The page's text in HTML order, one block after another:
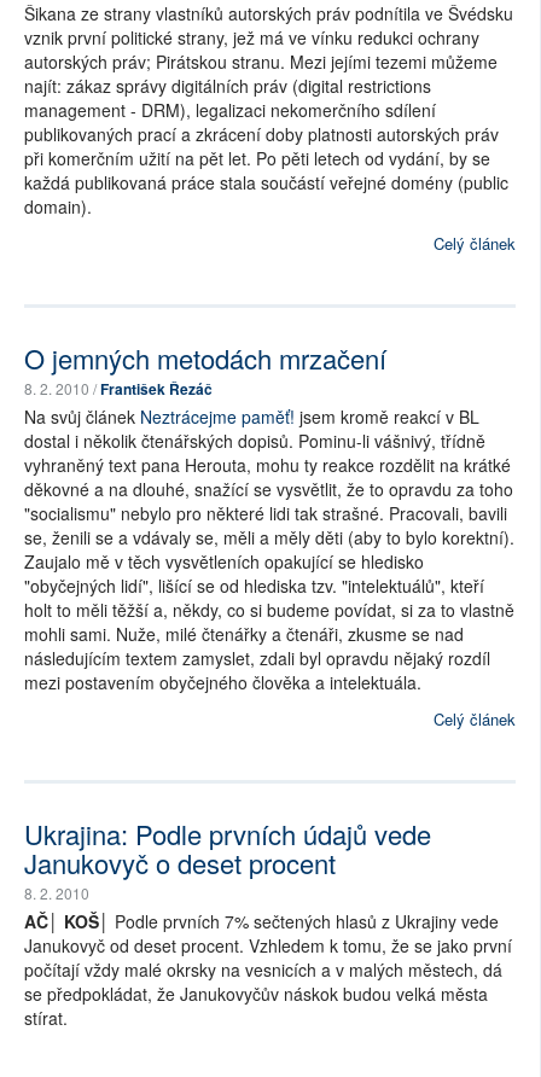
Šikana ze strany vlastníků autorských práv podnítila ve Švédsku
vznik první politické strany, jež má ve vínku redukci ochrany
autorských práv; Pirátskou stranu. Mezi jejími tezemi můžeme
najít: zákaz správy digitálních práv (digital restrictions
management - DRM), legalizaci nekomerčního sdílení
publikovaných prací a zkrácení doby platnosti autorských práv
při komerčním užití na pět let. Po pěti letech od vydání, by se
každá publikovaná práce stala součástí veřejné domény (public
domain).
Celý článek
O jemných metodách mrzačení
8. 2. 2010 /František Řezáč
Na svůj článek Neztrácejme paměť! jsem kromě reakcí v BL
dostal i několik čtenářských dopisů. Pominu-li vášnivý, třídně
vyhraněný text pana Herouta, mohu ty reakce rozdělit na krátké
děkovné a na dlouhé, snažící se vysvětlit, že to opravdu za toho
"socialismu" nebylo pro některé lidi tak strašné. Pracovali, bavili
se, ženili se a vdávaly se, měli a měly děti (aby to bylo korektní).
Zaujalo mě v těch vysvětleních opakující se hledisko
"obyčejných lidí", lišící se od hlediska tzv. "intelektuálů", kteří
holt to měli těžší a, někdy, co si budeme povídat, si za to vlastně
mohli sami. Nuže, milé čtenářky a čtenáři, zkusme se nad
následujícím textem zamyslet, zdali byl opravdu nějaký rozdíl
mezi postavením obyčejného člověka a intelektuála.
Celý článek
Ukrajina: Podle prvních údajů vede
Janukovyč o deset procent
8. 2. 2010
AČ│ KOŠ│
Podle prvních 7% sečtených hlasů z Ukrajiny vede
Janukovyč od deset procent. Vzhledem k tomu, že se jako první
počítají vždy malé okrsky na vesnicích a v malých městech, dá
se předpokládat, že Janukovyčův náskok budou velká města
stírat.